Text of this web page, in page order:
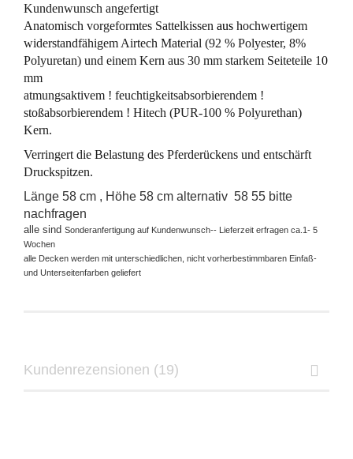
Kundenwunsch angefertigt
Anatomisch vorgeformtes Sattelkissen aus hochwertigem
widerstandfähigem Airtech Material (92 % Polyester, 8%
Polyuretan) und einem Kern aus 30 mm starkem Seiteteile 10
mm
atmungsaktivem ! feuchtigkeitsabsorbierendem !
stoßabsorbierendem ! Hitech (PUR-100 % Polyurethan)
Kern.
Verringert die Belastung des Pferderückens und entschärft
Druckspitzen.
Länge 58 cm , Höhe 58 cm alternativ 58 55 bitte
nachfragen
alle sind Sonderanfertigung auf Kundenwunsch-- Lieferzeit erfragen ca.1- 5
Wochen
alle Decken werden mit unterschiedlichen, nicht vorherbestimmbaren Einfaß-
und Unterseitenfarben geliefert
Kundenrezensionen (19)